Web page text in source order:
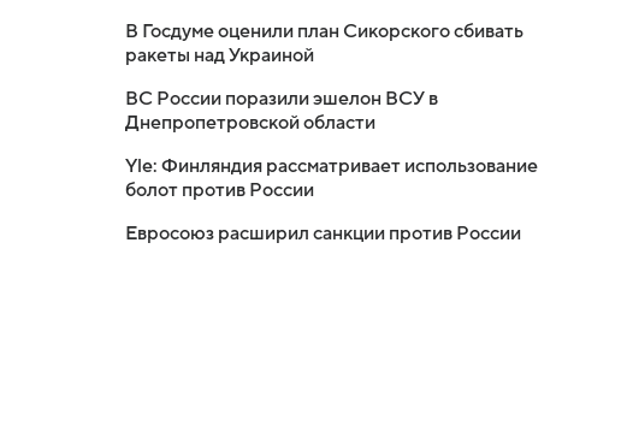
В Госдуме оценили план Сикорского сбивать
ракеты над Украиной
ВС России поразили эшелон ВСУ в
Днепропетровской области
Yle: Финляндия рассматривает использование
болот против России
Евросоюз расширил санкции против России